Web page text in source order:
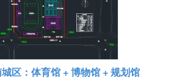
城区：体育馆 + 博物馆 + 规划馆